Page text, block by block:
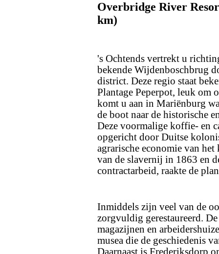
Overbridge River
km)
's Ochtends vertrekt u
bekende Wijdenboschbrug
district. Deze regio staat
Plantage Peperpot, leuk om
komt u aan in Mariënburg
de boot naar de historische
Deze voormalige koffie- en
opgericht door Duitse
agrarische economie van
van de slavernij in 1863 en
contractarbeid, raakte de
Inmiddels zijn veel van de
zorgvuldig gerestaureerd.
magazijnen en
musea die de geschiedenis
Daarnaast is Frederiksdorp